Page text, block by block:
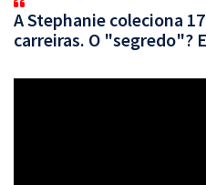
A Stephanie coleciona
carreiras. O "segredo"?